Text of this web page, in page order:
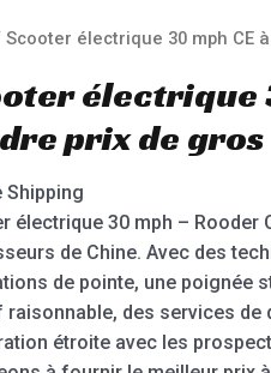
Scooter électrique 30 mph CE
électrique
prix de gros
Shipping
électrique 30 mph – Rooder
de Chine. Avec des
de pointe, une poignée
raisonnable, des services de
étroite avec les